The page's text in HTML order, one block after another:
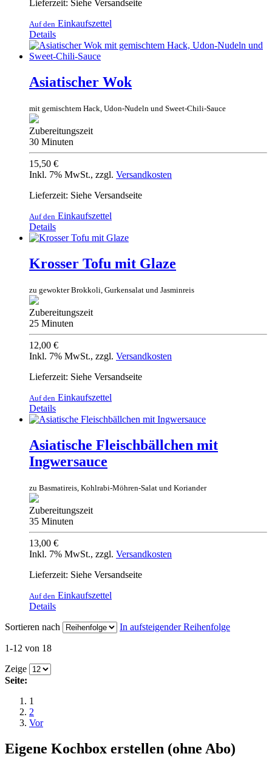
Lieferzeit: Siehe Versandseite
Auf den Einkaufszettel
Details
Asiatischer Wok
mit gemischtem Hack, Udon-Nudeln und Sweet-Chili-Sauce
Zubereitungszeit
30 Minuten
15,50 €
Inkl. 7% MwSt., zzgl. Versandkosten
Lieferzeit: Siehe Versandseite
Auf den Einkaufszettel
Details
Krosser Tofu mit Glaze
zu gewokter Brokkoli, Gurkensalat und Jasminreis
Zubereitungszeit
25 Minuten
12,00 €
Inkl. 7% MwSt., zzgl. Versandkosten
Lieferzeit: Siehe Versandseite
Auf den Einkaufszettel
Details
Asiatische Fleischbällchen mit
Ingwersauce
zu Basmatireis, Kohlrabi-Möhren-Salat und Koriander
Zubereitungszeit
35 Minuten
13,00 €
Inkl. 7% MwSt., zzgl. Versandkosten
Lieferzeit: Siehe Versandseite
Auf den Einkaufszettel
Details
Sortieren nach
In aufsteigender Reihenfolge
1-12 von 18
Zeige
Seite:
1
2
Vor
Eigene Kochbox erstellen (ohne Abo)